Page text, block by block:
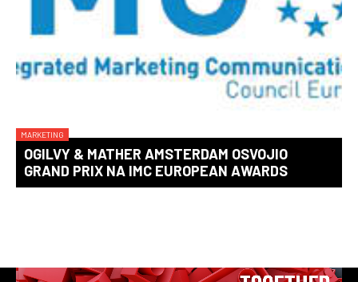
MARKETING
OGILVY & MATHER AMSTERDAM OSVOJIO
GRAND PRIX NA IMC EUROPEAN AWARDS